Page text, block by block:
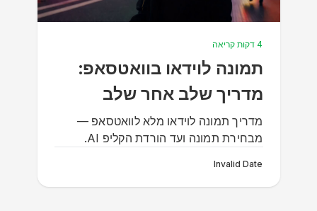
4 דקות קריאה
תמונה לוידאו בוואטסאפ:
מדריך שלב אחר שלב
מדריך תמונה לוידאו מלא לוואטסאפ —
מבחירת תמונה ועד הורדת הקליפ AI.
Invalid Date